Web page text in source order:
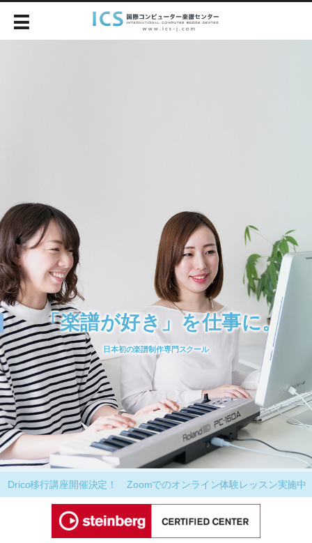
「楽譜が好き」を仕事に。
日本初の楽譜制作専門スクール
講座開催決定！ Zoomでのオンライン体験レッスン実施中 音